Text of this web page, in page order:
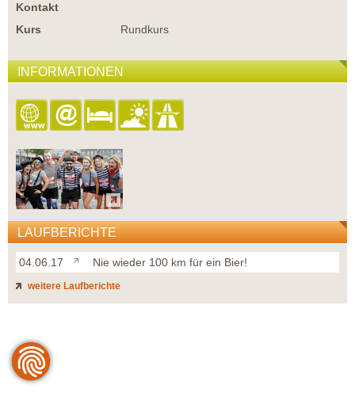
Kontakt
Kurs
Rundkurs
INFORMATIONEN
LAUFBERICHTE
04.06.17 Nie wieder 100 km für ein Bier!
weitere Laufberichte